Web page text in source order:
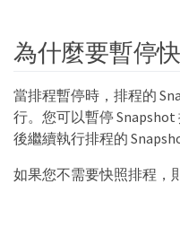
為什麼要暫停
當排程暫停時，排程的
行。您可以暫停
後繼續執行排程的
如果您不需要快照排程，